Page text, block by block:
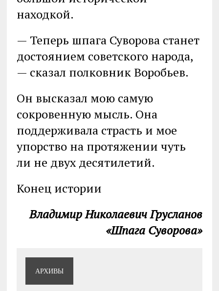
находкой.
— Теперь шпага Суворова станет
достоянием советского народа,
— сказал полковник Воробьев.
Он высказал мою самую
сокровенную мысль. Она
поддерживала страсть и мое
упорство на протяжении чуть
ли не двух десятилетий.
Конец истории
Владимир Николаевич Грусланов
«Шпага Суворова»
АРХИВЫ